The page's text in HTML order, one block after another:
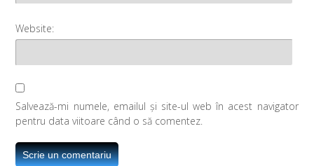
Website:
Salvează-mi numele, emailul și site-ul web în acest navigator
pentru data viitoare când o să comentez.